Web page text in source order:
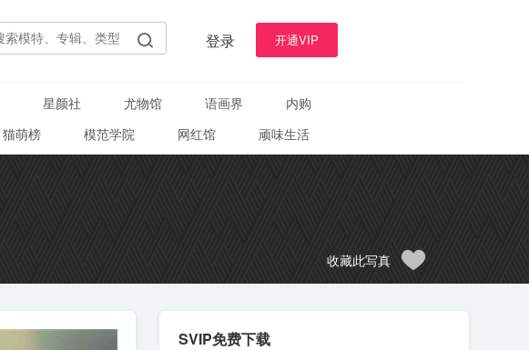
登录 开通VIP
星颜社 尤物馆 语画界
内购
猫萌榜 模范学院 网红馆 顽味生活
收藏此写真
SVIP免费下载